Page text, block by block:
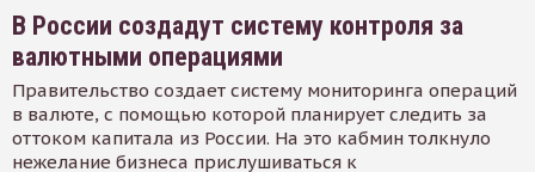
В России создадут систему контроля за
валютными операциями
Правительство создает систему мониторинга операций
в валюте, с помощью которой планирует следить за
оттоком капитала из России. На это кабмин толкнуло
нежелание бизнеса прислушиваться к